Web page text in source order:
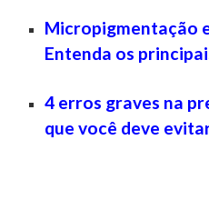
Micropigmentação
Entenda os
4 erros graves na
que você deve